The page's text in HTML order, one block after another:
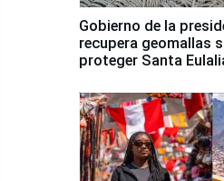
Gobierno de la
recupera geomallas
proteger Santa